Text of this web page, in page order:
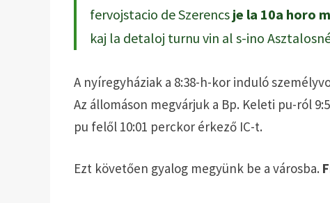
fervojstacio de Szerencs je la 10a horo
kaj la detaloj turnu vin al s-ino
A nyíregyháziak a 8:38-h-kor induló
Az állomáson megvárjuk a Bp. Keleti pu-ról
pu felől 10:01 perckor érkező IC-t.
Ezt követően gyalog megyünk be a városba.